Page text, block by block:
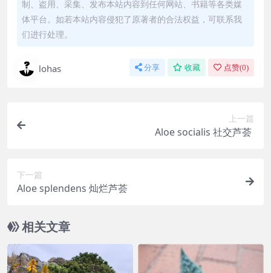
制、盗用、采集、发布本站内容到任何网站、书籍等各类媒
体平台。如若本站内容侵犯了原著者的合法权益，可联系我
们进行处理。
lohas 分享 收藏 点赞(0)
上一篇
Aloe socialis 社交芦荟
下一篇
Aloe splendens 灿烂芦荟
相关文章